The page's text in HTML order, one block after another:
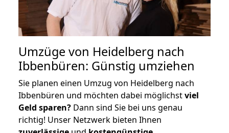
Umzüge von Heidelberg nach
Ibbenbüren: Günstig umziehen
Sie planen einen Umzug von Heidelberg nach
Ibbenbüren und möchten dabei möglichstviel
Geld sparen? Dann sind Sie bei uns genau
richtig! Unser Netzwerk bieten Ihnen